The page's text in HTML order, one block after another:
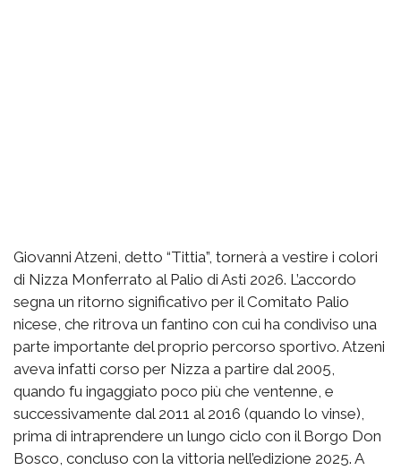
Giovanni Atzeni, detto “Tittia”, tornerà a vestire i colori
di Nizza Monferrato al Palio di Asti 2026. L’accordo
segna un ritorno significativo per il Comitato Palio
nicese, che ritrova un fantino con cui ha condiviso una
parte importante del proprio percorso sportivo. Atzeni
aveva infatti corso per Nizza a partire dal 2005,
quando fu ingaggiato poco più che ventenne, e
successivamente dal 2011 al 2016 (quando lo vinse),
prima di intraprendere un lungo ciclo con il Borgo Don
Bosco, concluso con la vittoria nell’edizione 2025. A